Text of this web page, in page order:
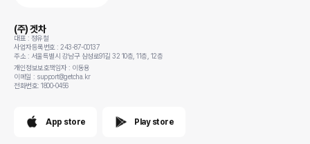
(주) 겟차
대표 : 정유철
사업자등록번호 : 243-87-00137
주소 : 서울특별시 강남구 삼성로91길 32 10층, 11층, 12층
개인정보보호책임자 : 이동용
이메일 : support@getcha.kr
전화번호: 1800-0456
App store Play store